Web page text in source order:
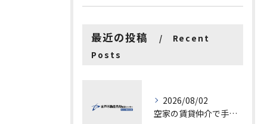
最近の投稿
Recent
Posts
2026/08/02
空家の賃貸仲介で手数料と上限を徹底解説し200万円物件の注意点も紹介